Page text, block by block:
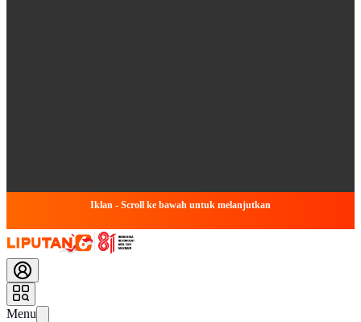
Iklan - Scroll ke bawah untuk melanjutkan
Menu